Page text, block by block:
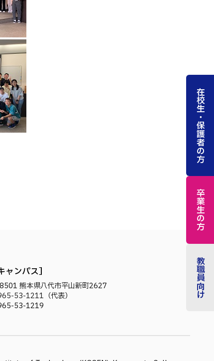
ャンパス
熊本県八代市平山新町2627
53-1211 （代表）
53-1219
在校生・保護者の方
卒業生の方
教職員向け